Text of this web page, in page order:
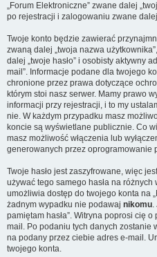
„Forum Elektroniczne” zwane dalej
po rejestracji i zalogowaniu zwane dalej
Twoje konto będzie zawierać
zwaną dalej „twoja nazwa
dalej „twoje hasło” i osobisty aktywny
mail”. Informacje podane dla twojego
chronione przez prawa dotyczące
którym stoi nasz serwer. Mamy prawo
informacji przy rejestracji, i to my
nie. W każdym przypadku masz
koncie są wyświetlane publicznie. Co
masz możliwość włączenia lub
generowanych przez oprogramowanie
Twoje hasło jest zaszyfrowane, więc
używać tego samego hasła na różnych
umożliwia dostęp do twojego konta na
żadnym wypadku nie podawaj nikomu.
pamiętam hasła”. Witryna poprosi cię
mail. Po podaniu tych danych zostanie
na podany przez ciebie adres e-mail.
twojego konta.